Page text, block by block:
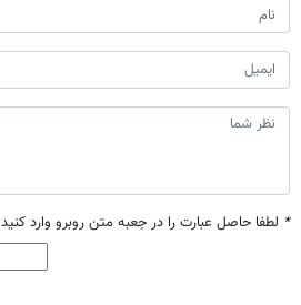
* لطفا حاصل عبارت را در جعبه متن روبرو وارد کنید